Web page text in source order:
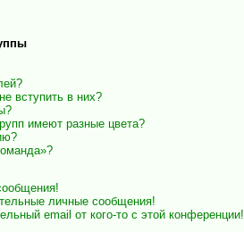
вступить в них?
имеют разные цвета?
личные сообщения!
email от кого-то с этой конференции!